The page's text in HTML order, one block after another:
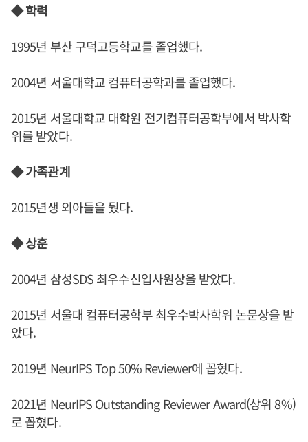
◆ 학력
1995년 부산 구덕고등학교를 졸업했다.
2004년 서울대학교 컴퓨터공학과를 졸업했다.
2015년 서울대학교 대학원 전기컴퓨터공학부에서 박사학
위를 받았다.
◆ 가족관계
2015년생 외아들을 뒀다.
◆ 상훈
2004년 삼성SDS 최우수신입사원상을 받았다.
2015년 서울대 컴퓨터공학부 최우수박사학위 논문상을 받
았다.
2019년 NeurIPS Top 50% Reviewer에 꼽혔다.
2021년 NeurIPS Outstanding Reviewer Award(상위 8%)
로 꼽혔다.